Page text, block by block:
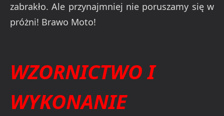
zabrakło. Ale przynajmniej nie poruszamy się w
próżni! Brawo Moto!
WZORNICTWO I
WYKONANIE